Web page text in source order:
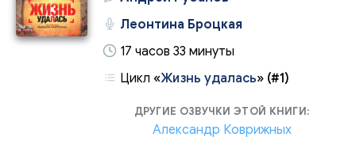
Леонтина Броцкая
17 часов 33 минуты
Цикл «Жизнь удалась» (#1)
ДРУГИЕ ОЗВУЧКИ ЭТОЙ КНИГИ:
Александр Коврижных